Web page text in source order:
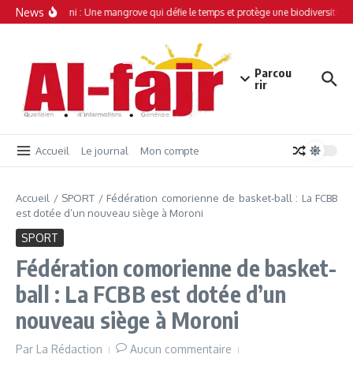
Aller au contenu
News
Simamboini : Une mangrove qui défie le temps et protège une biodiversité
Parcou
rir
Accueil Le journal Mon compte
Accueil / SPORT / Fédération comorienne de basket-ball : La FCBB
est dotée d’un nouveau siège à Moroni
SPORT
Fédération comorienne de basket-
ball : La FCBB est dotée d’un
nouveau siège à Moroni
Par La Rédaction Aucun commentaire